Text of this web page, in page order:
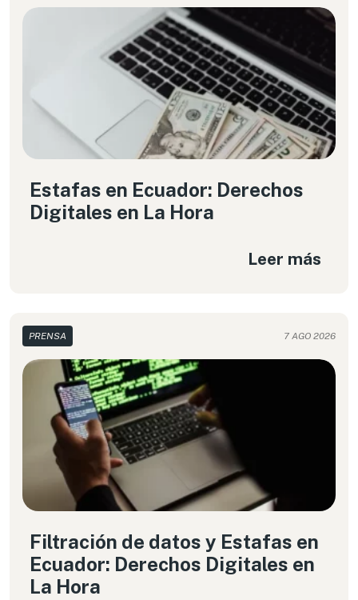
Estafas en Ecuador: Derechos
Digitales en La Hora
Leer más
PRENSA 7 AGO 2026
Filtración de datos y Estafas en
Ecuador: Derechos Digitales en
La Hora